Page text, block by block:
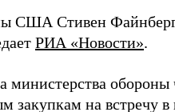
США Стивен
РИА «Новости».
министерства
закупкам на встречу